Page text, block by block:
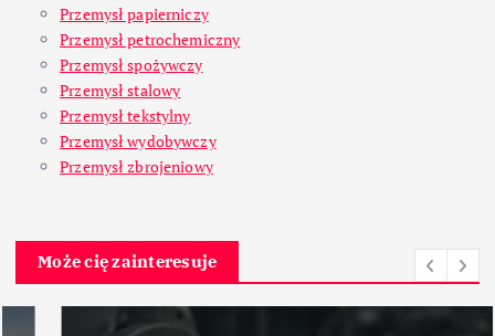
Przemysł papierniczy
Przemysł petrochemiczny
Przemysł spożywczy
Przemysł stalowy
Przemysł tekstylny
Przemysł wydobywczy
Przemysł zbrojeniowy
Może cię zainteresuje